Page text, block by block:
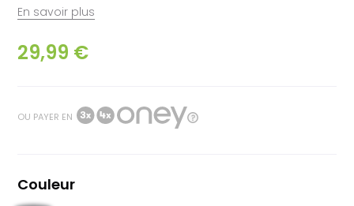
En savoir plus
29,99 €
OU PAYER EN
Couleur